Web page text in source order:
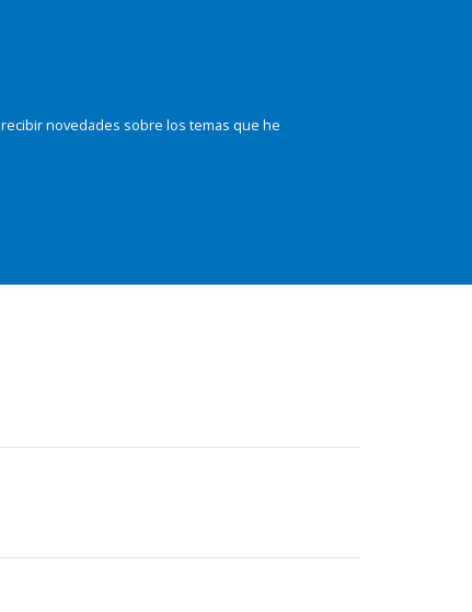
novedades sobre los temas que he